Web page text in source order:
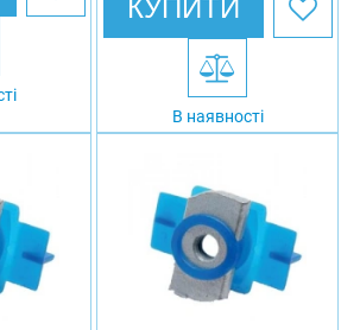
КУПИТИ
В наявності